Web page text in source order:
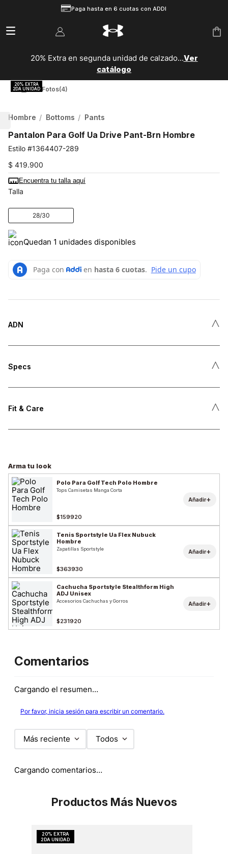
Paga hasta en 6 cuotas con ADDI
20% Extra en segunda unidad de calzado...Ver
catálogo
Ver Fotos(4)
Hombre Bottoms Pants
Pantalon Para Golf Ua Drive Pant-Brn Hombre
1364407-289
$ 419.900
Encuentra tu talla aquí
Talla
28/30
Quedan 1 unidades disponibles
ADN ˄
Specs ˄
Fit & Care ˄
Arma tu look
Polo Para Golf Tech Polo Hombre
Tops Camisetas Manga Corta
$159920
Añadir+
Tenis Sportstyle Ua Flex Nubuck
Hombre
Zapatillas Sportstyle
$363930
Añadir+
Cachucha Sportstyle Stealthform High
ADJ Unisex
Accesorios Cachuchas y Gorros
$231920
Añadir+
Comentarios
Cargando el resumen…
Por favor, inicia sesión para escribir un comentario.
Más reciente Todos
Cargando comentarios…
Productos Más Nuevos